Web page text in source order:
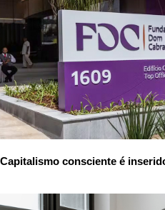
Capitalismo consciente é